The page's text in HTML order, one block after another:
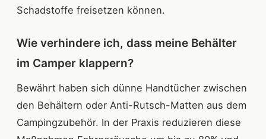
Schadstoffe freisetzen können.
Wie verhindere ich, dass meine Behälter
im Camper klappern?
Bewährt haben sich dünne Handtücher zwischen
den Behältern oder Anti-Rutsch-Matten aus dem
Campingzubehör. In der Praxis reduzieren diese